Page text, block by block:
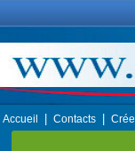
Accueil Contacts